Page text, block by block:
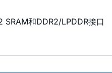
SRAM和DDR2/LPDDR接口